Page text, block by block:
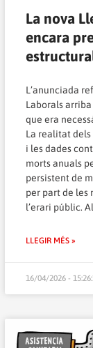
La nova
encara
L’anunciada
Laborals
que era
La realitat
i les dades
morts anuals
persistent de
per part de les
l’erari públic.
LLEGIR MÉS »
16/04/2026 -